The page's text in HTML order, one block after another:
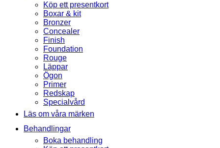
Köp ett presentkort
Boxar & kit
Bronzer
Concealer
Finish
Foundation
Rouge
Läppar
Ögon
Primer
Redskap
Specialvård
Läs om våra märken
Behandlingar
Boka behandling